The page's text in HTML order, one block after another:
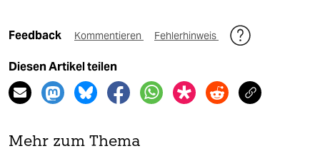
Feedback Kommentieren Fehlerhinweis
Diesen Artikel teilen
Mehr zum Thema